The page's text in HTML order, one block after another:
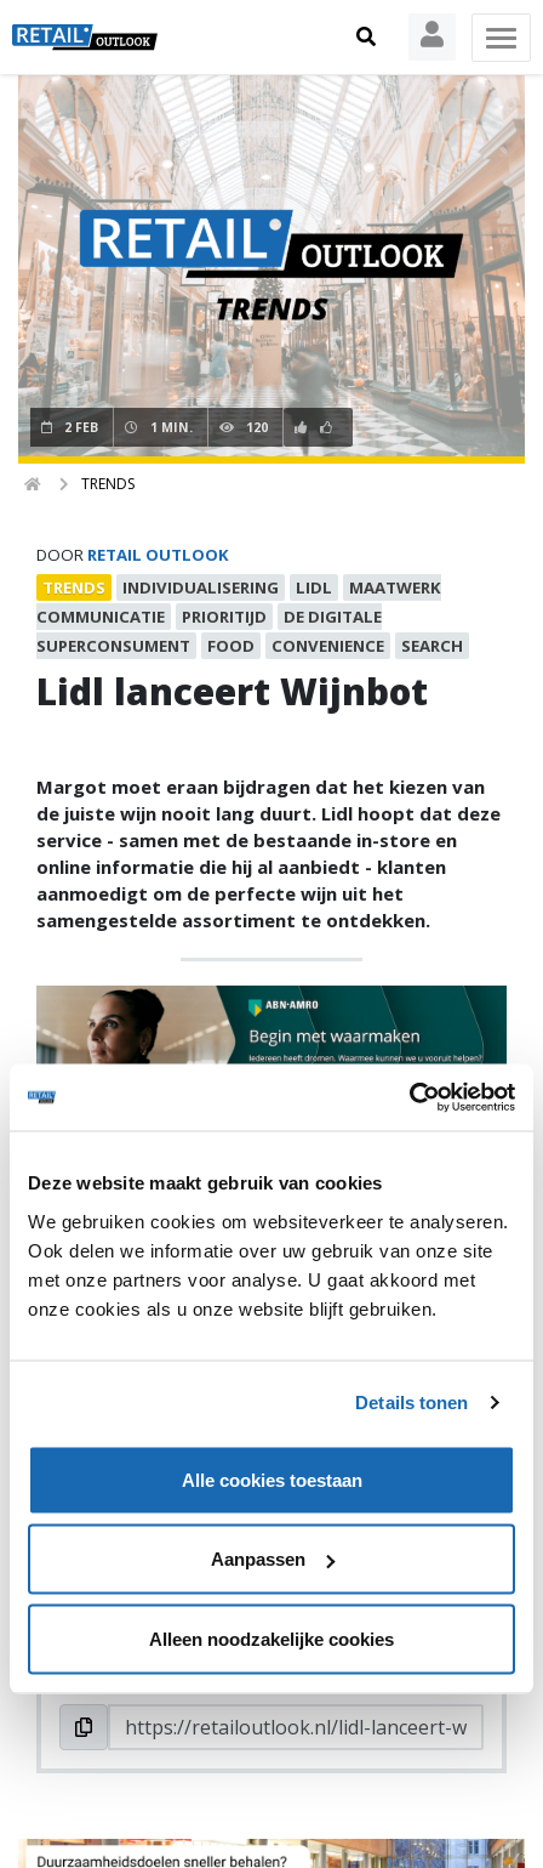
Deze website maakt gebruik van cookies
We gebruiken cookies om websiteverkeer te analyseren.
Ook delen we informatie over uw gebruik van onze site
met onze partners voor analyse. U gaat akkoord met
onze cookies als u onze website blijft gebruiken.
Details tonen
Alle cookies toestaan
Aanpassen
Alleen noodzakelijke cookies
2 FEB 1 MIN. 120
TRENDS
DOOR RETAIL OUTLOOK
TRENDS
INDIVIDUALISERING LIDL
MAATWERK
COMMUNICATIE
PRIORITIJD
DE DIGITALE
SUPERCONSUMENT
FOOD CONVENIENCE SEARCH
Lidl lanceert Wijnbot
Margot moet eraan bijdragen dat het kiezen van
de juiste wijn nooit lang duurt. Lidl hoopt dat deze
service - samen met de bestaande in-store en
online informatie die hij al aanbiedt - klanten
aanmoedigt om de perfecte wijn uit het
samengestelde assortiment te ontdekken.
op zijn Facebook. De wijnbot genaamd Margot helpt
consumenten bij het kiezen van de juiste wijn bij hun
maaltijd. Eerst krijgt men drie opties om de
zoekopdracht te verfijnen. Daarnaast kan men
aangeven wat men gaat maken of wat men zoekt.
VIND IK LEUK VIND IK LEUK
DEEL DIT IN JOUW NETWERK